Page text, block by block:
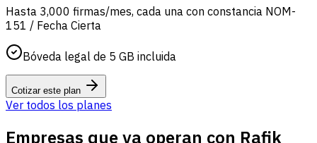
Hasta 3,000 firmas/mes, cada una con constancia NOM-
151 / Fecha Cierta
Bóveda legal de 5 GB incluida
Cotizar este plan
Ver todos los planes
Empresas que ya operan con Rafik